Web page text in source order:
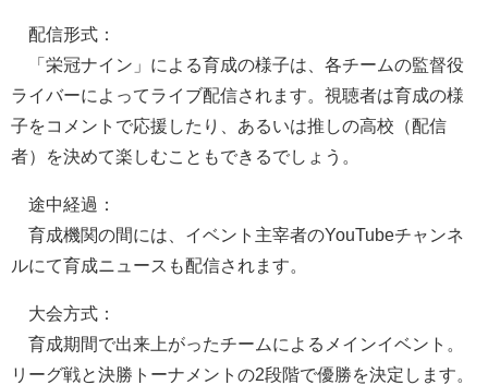
配信形式：
「栄冠ナイン」による育成の様子は、各チームの監督役
ライバーによってライブ配信されます。視聴者は育成の様
子をコメントで応援したり、あるいは推しの高校（配信
者）を決めて楽しむこともできるでしょう。
途中経過：
育成機関の間には、イベント主宰者のYouTubeチャンネ
ルにて育成ニュースも配信されます。
大会方式：
育成期間で出来上がったチームによるメインイベント。
リーグ戦と決勝トーナメントの2段階で優勝を決定します。